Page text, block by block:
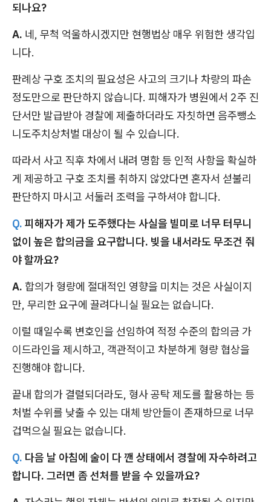
되나요?
A. 네, 무척 억울하시겠지만 현행법상 매우 위험한 생각입
니다.
판례상 구호 조치의 필요성은 사고의 크기나 차량의 파손
정도만으로 판단하지 않습니다. 피해자가 병원에서 2주 진
단서만 발급받아 경찰에 제출하더라도 자칫하면 음주뺑소
니도주치상처벌 대상이 될 수 있습니다.
따라서 사고 직후 차에서 내려 명함 등 인적 사항을 확실하
게 제공하고 구호 조치를 취하지 않았다면 혼자서 섣불리
판단하지 마시고 서둘러 조력을 구하셔야 합니다.
Q. 피해자가 제가 도주했다는 사실을 빌미로 너무 터무니
없이 높은 합의금을 요구합니다. 빚을 내서라도 무조건 줘
야 할까요?
A. 합의가 형량에 절대적인 영향을 미치는 것은 사실이지
만, 무리한 요구에 끌려다니실 필요는 없습니다.
이럴 때일수록 변호인을 선임하여 적정 수준의 합의금 가
이드라인을 제시하고, 객관적이고 차분하게 형량 협상을
진행해야 합니다.
끝내 합의가 결렬되더라도, 형사 공탁 제도를 활용하는 등
처벌 수위를 낮출 수 있는 대체 방안들이 존재하므로 너무
겁먹으실 필요는 없습니다.
Q. 다음 날 아침에 술이 다 깬 상태에서 경찰에 자수하려고
합니다. 그러면 좀 선처를 받을 수 있을까요?